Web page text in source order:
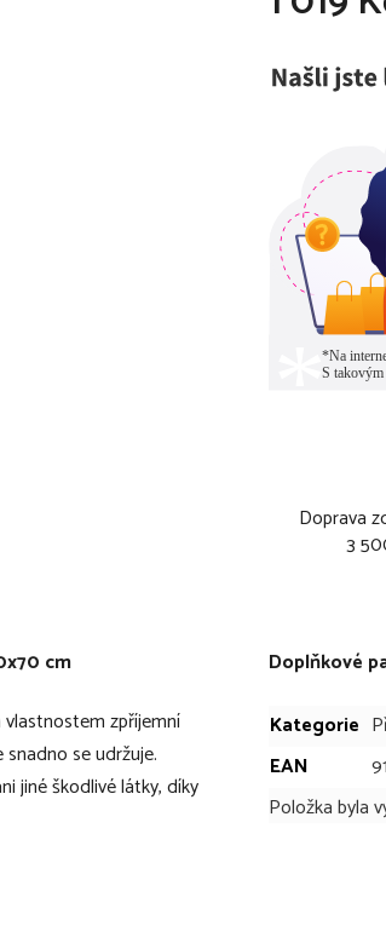
Doprava
3
cm
zpříjemní
se udržuje.
jiné škodlivé látky, díky
Doplňkové
Kategorie
EAN
Položka byla